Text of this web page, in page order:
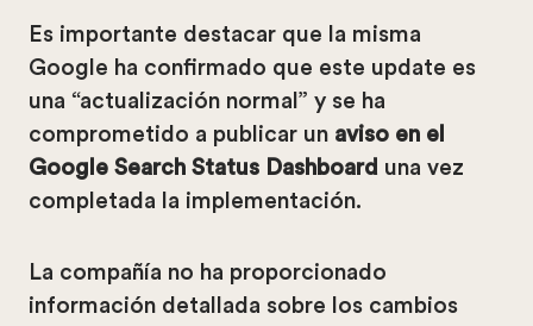
Es importante destacar que la misma
Google ha confirmado que este update es
una “actualización normal” y se ha
comprometido a publicar un aviso en el
Google Search Status Dashboard una vez
completada la implementación.
La compañía no ha proporcionado
información detallada sobre los cambios